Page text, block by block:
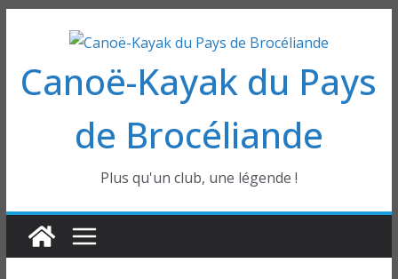
contenu
Canoë-Kayak du Pays
de Brocéliande
Plus qu'un club, une légende !